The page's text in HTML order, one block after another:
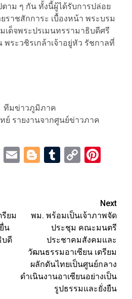
าม ๆ กัน ทั้งนี้ผู้ได้รับการปล่อย
าชสักการะ เบื้องหน้า พระบรม
ด็จพระปรเมนทรรามาธิบดีศรี
ระวชิรเกล้าเจ้าอยู่หัว รัชกาลที่
ทีมข่าวภูมิภาค
ย์ รายงานจากศูนย์ข่าวภาค
LineEmailBlogger
Tumblr
Copy
ยม
น
บดี
Next
พม. พร้อมเป็นเจ้าภาพจัด
ประชุม คณะมนตรี
ประชาคมสังคมและ
วัฒนธรรมอาเซียน เตรียม
ผลักดันไทยเป็นศูนย์กลาง
ดำเนินงานอาเซียนอย่างเป็น
รูปธรรมและยั่งยืน